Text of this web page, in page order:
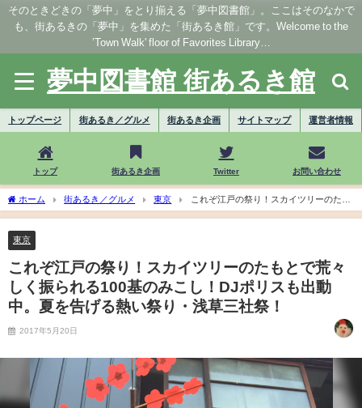
そのときどきの「夢中」をとり揃える「夢中図書館」。ここはそのなかで
も、街あるきの「夢中」を集めた「街あるき館」です。Welcome to the
’Town Walk' floor of Favorites Library…
夢中図書館 街あるき館
トップページ 街あるき／グルメ 街あるき企画 サイトマップ 運営者情報
トップ 街あるき企画 Twitter お問い合わせ
ホーム 街あるき／グルメ 東京
これぞ江戸の祭り！スカイツリーのたも
とで荒々しく振られる100基のみこし！DJポリスも出動中。夏を告げる熱い祭り・浅草
東京
これぞ江戸の祭り！スカイツリーのたもとで荒々
しく振られる100基のみこし！DJポリスも出動
中。夏を告げる熱い祭り・浅草三社祭！
2017年5月20日